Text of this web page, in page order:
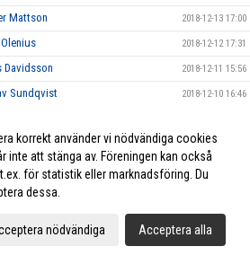
Mattson 2018-12-13 17:00
2018-12-12 17:31
Davidsson 2018-12-11 15:56
Sundqvist 2018-12-10 16:46
L-Olofsson 2018-12-08 10:01
2018-12-07 16:45
Olofsson
2018-12-05 17:55
2018-12-04 16:37
korrekt använder vi nödvändiga cookies
inte att stänga av. Föreningen kan också
för statistik eller marknadsföring. Du
dessa.
nödvändiga Acceptera alla